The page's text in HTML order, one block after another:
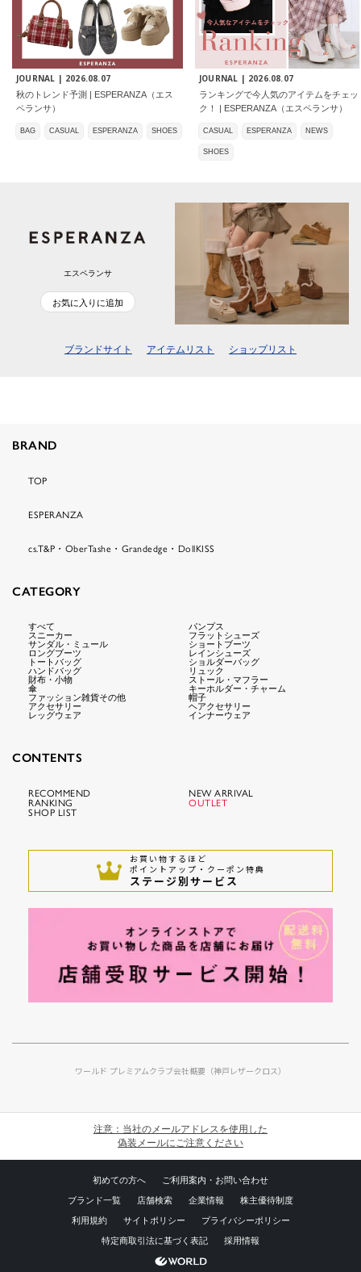
JOURNAL | 2026.08.07
秋のトレンド予測 | ESPERANZA（エス
ペランサ）
BAG CASUAL ESPERANZA SHOES
JOURNAL | 2026.08.07
ランキングで今人気のアイテムをチェッ
ク！ | ESPERANZA（エスペランサ）
CASUAL ESPERANZA NEWS
SHOES
エスペランサ
お気に入りに追加
ブランドサイト アイテムリスト ショップリスト
BRAND
TOP
ESPERANZA
cs.T&P・OberTashe・Grandedge・DollKISS
CATEGORY
すべて
パンプス
スニーカー
フラットシューズ
サンダル・ミュール
ショートブーツ
ロングブーツ
レインシューズ
トートバッグ
ショルダーバッグ
ハンドバッグ
リュック
財布・小物
ストール・マフラー
傘
キーホルダー・チャーム
ファッション雑貨その他
帽子
アクセサリー
ヘアクセサリー
レッグウェア
インナーウェア
CONTENTS
RECOMMEND
NEW ARRIVAL
RANKING
OUTLET
SHOP LIST
お買い物するほど
ポイントアップ・クーポン特典
ステージ別サービス
ワールド プレミアムクラブ会社概要（神戸レザークロス）
注意：当社のメールアドレスを使用した
偽装メールにご注意ください
初めての方へ ご利用案内・お問い合わせ
ブランド一覧 店舗検索 企業情報 株主優待制度
利用規約 サイトポリシー プライバシーポリシー
特定商取引法に基づく表記 採用情報